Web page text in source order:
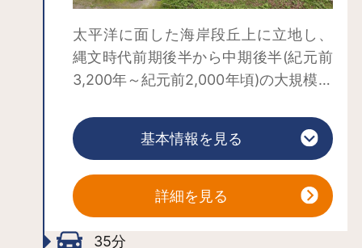
当時の社会性や精神性の変遷を示す遺
構として、今なお視覚的に確認できる
重要な記念物です。
太平洋に面した海岸段丘上に立地し、
縄文時代前期後半から中期後半(紀元前
3,200年～紀元前2,000年頃)の大規模な
跡からなる住居域と大規模な盛土遺構
があり、その南西には墓や貯蔵穴を含
ます。 約千年間にわたり継続した集落
は、大船川に沿った台地上に帯状に構
成されており、北東北における集落構
基本情報を見る
詳細を見る
35分